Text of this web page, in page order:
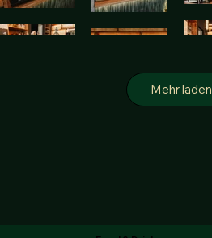
Mehr laden